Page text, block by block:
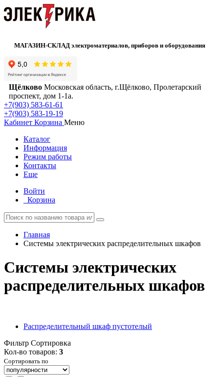
МАГАЗИН-СКЛАД электроматериалов, приборов и оборудования
Щёлково Московская область, г.Щёлково, Пролетарский
проспект, дом 1‑1а.
+7(903) 583-61-61
+7(903) 583-19-19
Кабинет Корзина Меню
Каталог
Информация
Режим работы
Контакты
Еще
Войти
Корзина
Главная
Системы электрических распределительных шкафов
Системы электрических
распределительных шкафов
Распределительный шкаф пустотелый
Фильтр Сортировка
Кол-во товаров: 3
Сортировать по